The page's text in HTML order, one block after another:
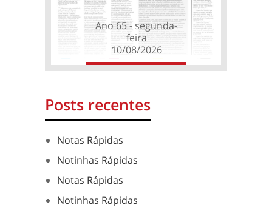
Ano 65 - segunda-
feira
10/08/2026
Posts recentes
Notas Rápidas
Notinhas Rápidas
Notas Rápidas
Notinhas Rápidas